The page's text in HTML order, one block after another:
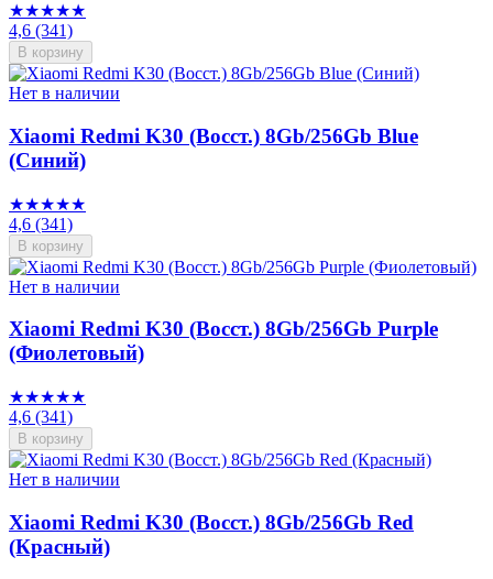
★★★★★
4,6 (341)
В корзину
Нет в наличии
Xiaomi Redmi K30 (Восст.) 8Gb/256Gb Blue
(Синий)
★★★★★
4,6 (341)
В корзину
Нет в наличии
Xiaomi Redmi K30 (Восст.) 8Gb/256Gb Purple
(Фиолетовый)
★★★★★
4,6 (341)
В корзину
Нет в наличии
Xiaomi Redmi K30 (Восст.) 8Gb/256Gb Red
(Красный)